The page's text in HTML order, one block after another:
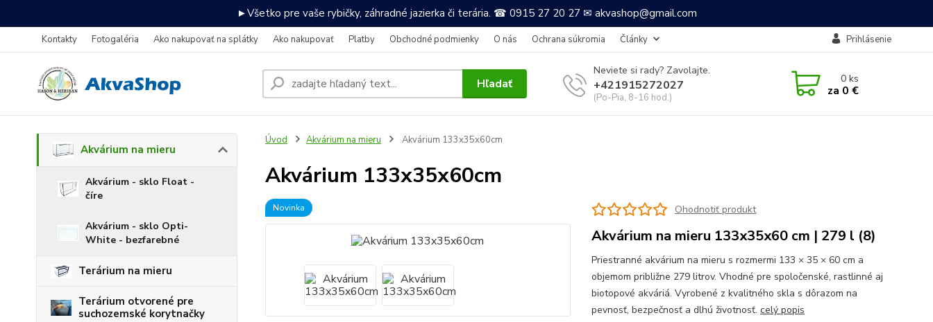
►Všetko pre vaše rybičky, záhradné jazierka či terária. ☎ 0915 27 20 27 ✉ akvashop@gmail.com
Kontakty Fotogaléria Ako nakupovať na splátky Ako nakupovať Platby Obchodné podmienky O nás Ochrana súkromia Články Prihlásenie
Hľadať
Neviete si rady? Zavolajte.
+421915272027
(Po-Pia, 8-16 hod.)
0ks
za 0 €
Akvárium na mieru
Akvárium - sklo Float -
číre
Akvárium - sklo Opti-
White - bezfarebné
Terárium na mieru
Terárium otvorené pre
suchozemské korytnačky
Úvod Akvárium na mieru Akvárium 133x35x60cm
Akvárium 133x35x60cm
Novinka Ohodnotiť produkt
Akvárium na mieru 133x35x60 cm | 279 l (8)
Priestranné akvárium na mieru s rozmermi 133 × 35 × 60 cm a
objemom približne 279 litrov. Vhodné pre spoločenské, rastlinné aj
biotopové akváriá. Vyrobené z kvalitného skla s dôrazom na
pevnosť, bezpečnosť a dlhú životnosť. celý popis